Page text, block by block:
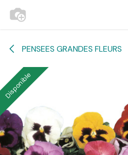
Se rendre au contenu
PENSEES GRANDES FLEURS
Disponible